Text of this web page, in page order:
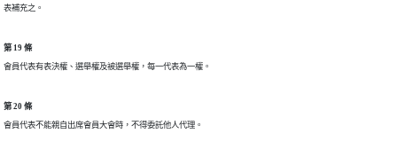
表補充之。
第 19 條
會員代表有表決權、選舉權及被選舉權，每一代表為一權。
第 20 條
會員代表不能親自出席會員大會時，不得委託他人代理。